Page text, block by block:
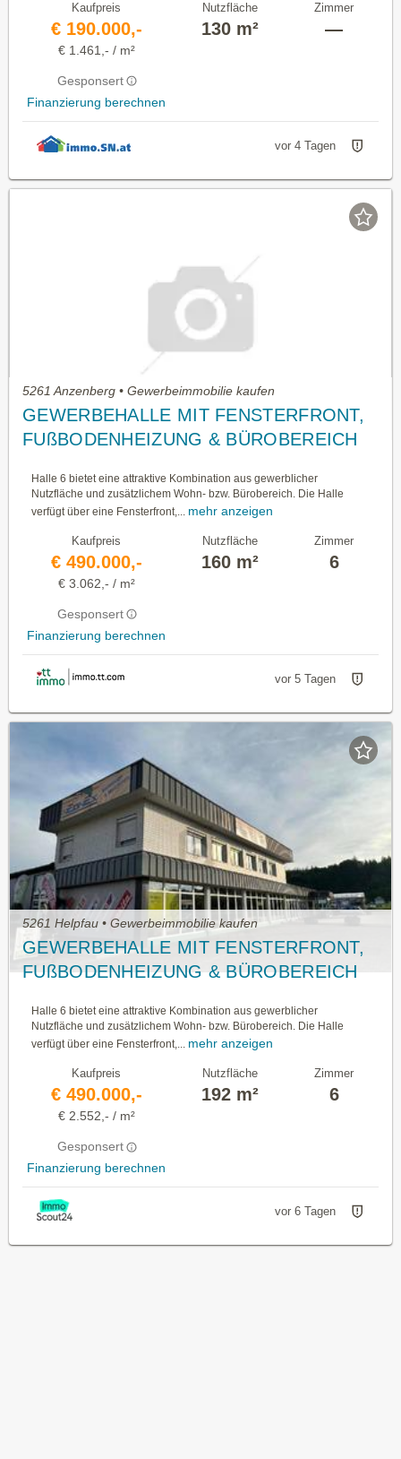
Kaufpreis
€ 190.000,-
€ 1.461,- / m²
Gesponsert
Finanzierung berechnen
Nutzfläche
130 m²
Zimmer
—
vor 4 Tagen
5261 Anzenberg • Gewerbeimmobilie kaufen
GEWERBEHALLE MIT FENSTERFRONT,
FUßBODENHEIZUNG & BÜROBEREICH
Halle 6 bietet eine attraktive Kombination aus gewerblicher
Nutzfläche und zusätzlichem Wohn- bzw. Bürobereich. Die Halle
verfügt über eine Fensterfront,...
mehr anzeigen
Kaufpreis
€ 490.000,-
€ 3.062,- / m²
Gesponsert
Finanzierung berechnen
Nutzfläche
160 m²
Zimmer
6
vor 5 Tagen
5261 Helpfau • Gewerbeimmobilie kaufen
GEWERBEHALLE MIT FENSTERFRONT,
FUßBODENHEIZUNG & BÜROBEREICH
Halle 6 bietet eine attraktive Kombination aus gewerblicher
Nutzfläche und zusätzlichem Wohn- bzw. Bürobereich. Die Halle
verfügt über eine Fensterfront,... mehr anzeigen
Kaufpreis
€ 490.000,-
€ 2.552,- / m²
Gesponsert
Finanzierung berechnen
Nutzfläche
192 m²
Zimmer
6
vor 6 Tagen